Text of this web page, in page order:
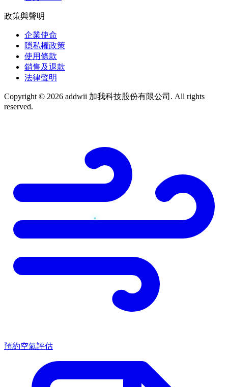
政策與聲明
企業使命
隱私權政策
使用條款
銷售及退款
法律聲明
Copyright © 2026 addwii 加我科技股份有限公司. All rights
reserved.
預約空氣評估